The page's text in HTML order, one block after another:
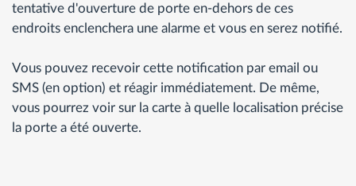
tentative d'ouverture de porte en-dehors de ces
endroits enclenchera une alarme et vous en serez notifié.
Vous pouvez recevoir cette notification par email ou
SMS (en option) et réagir immédiatement. De même,
vous pourrez voir sur la carte à quelle localisation précise
la porte a été ouverte.